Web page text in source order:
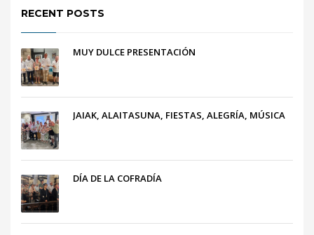
RECENT POSTS
MUY DULCE PRESENTACIÓN
JAIAK, ALAITASUNA, FIESTAS, ALEGRÍA, MÚSICA
DÍA DE LA COFRADÍA